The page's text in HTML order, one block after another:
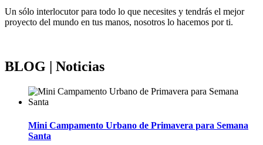
Un sólo interlocutor para todo lo que necesites y tendrás el mejor
proyecto del mundo en tus manos, nosotros lo hacemos por ti.
BLOG | Noticias
Mini Campamento Urbano de Primavera para Semana
Santa